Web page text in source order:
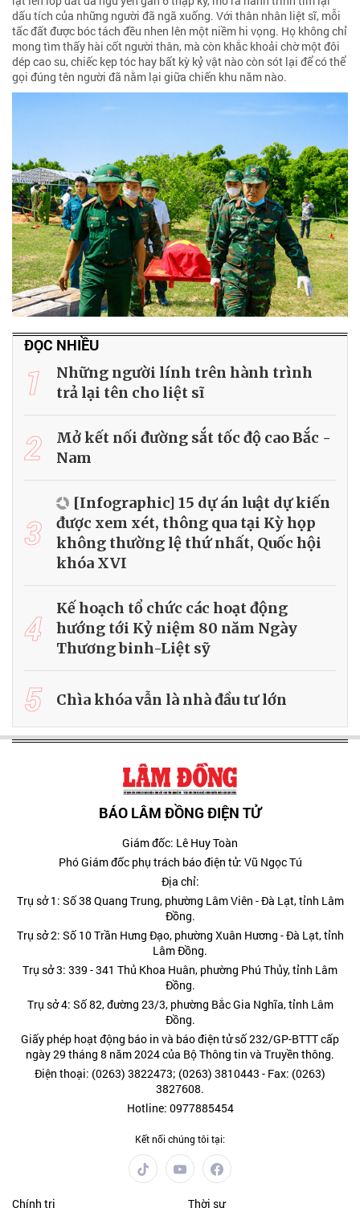
dấu tích của những người đã ngã xuống. Với thân nhân liệt sĩ, mỗi
tấc đất được bóc tách đều nhen lên một niềm hi vọng. Họ không chỉ
mong tìm thấy hài cốt người thân, mà còn khắc khoải chờ một đôi
dép cao su, chiếc kẹp tóc hay bất kỳ kỷ vật nào còn sót lại để có thể
gọi đúng tên người đã nằm lại giữa chiến khu năm nào.
ĐỌC NHIỀU
1
Những người lính trên hành trình
trả lại tên cho liệt sĩ
2
Mở kết nối đường sắt tốc độ cao Bắc -
Nam
3
[Infographic] 15 dự án luật dự kiến
được xem xét, thông qua tại Kỳ họp
không thường lệ thứ nhất, Quốc hội
khóa XVI
4
Kế hoạch tổ chức các hoạt động
hướng tới Kỷ niệm 80 năm Ngày
Thương binh-Liệt sỹ
5 Chìa khóa vẫn là nhà đầu tư lớn
BÁO LÂM ĐỒNG ĐIỆN TỬ
Giám đốc: Lê Huy Toàn
Phó Giám đốc phụ trách báo điện tử: Vũ Ngọc Tú
Địa chỉ:
Trụ sở 1: Số 38 Quang Trung, phường Lâm Viên - Đà Lạt, tỉnh Lâm
Đồng.
Trụ sở 2: Số 10 Trần Hưng Đạo, phường Xuân Hương - Đà Lạt, tỉnh
Lâm Đồng.
Trụ sở 3: 339 - 341 Thủ Khoa Huân, phường Phú Thủy, tỉnh Lâm
Đồng.
Trụ sở 4: Số 82, đường 23/3, phường Bắc Gia Nghĩa, tỉnh Lâm
Đồng.
Giấy phép hoạt động báo in và báo điện tử số 232/GP-BTTT cấp
ngày 29 tháng 8 năm 2024 của Bộ Thông tin và Truyền thông.
Điện thoại: (0263) 3822473; (0263) 3810443 - Fax: (0263)
3827608.
Hotline: 0977885454
Kết nối chúng tôi tại:
Chính trị Thời sự